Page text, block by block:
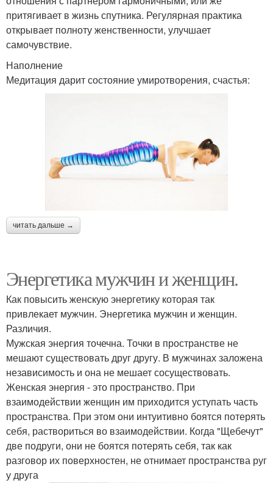
притягивает в жизнь спутника. Регулярная практика
открывает полноту женственности, улучшает
самочувствие.
Наполнение
Медитация дарит состояние умиротворения, счастья:
читать дальше →
Энергетика мужчин и женщин.
Как повысить женскую энергетику которая так
привлекает мужчин. Энергетика мужчин и женщин.
Различия.
Мужская энергия точечна. Точки в пространстве не
мешают существовать друг другу. В мужчинах заложена
независимость и она не мешает сосуществовать.
Женская энергия - это пространство. При
взаимодействии женщин им приходится уступать часть
пространства. При этом они интуитивно боятся потерять
себя, раствориться во взаимодействии. Когда "Щебечут"
две подруги, они не боятся потерять себя, так как
разговор их поверхностен, не отнимает пространства руг
у друга